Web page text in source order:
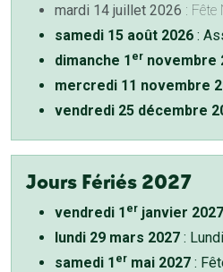
mardi 14 juillet 2026 : Fête
samedi 15 août 2026 :
dimanche 1 er novembre
mercredi 11 novembre
vendredi 25 décembre
Jours Fériés 2027
vendredi 1 er janvier 2027
lundi 29 mars 2027 :
samedi 1 er mai 2027 :